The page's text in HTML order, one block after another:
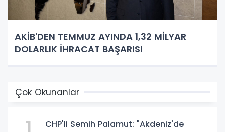
AKİB'DEN TEMMUZ AYINDA 1,32 MİLYAR
DOLARLIK İHRACAT BAŞARISI
Çok Okunanlar
CHP'li Semih Palamut: "Akdeniz'de